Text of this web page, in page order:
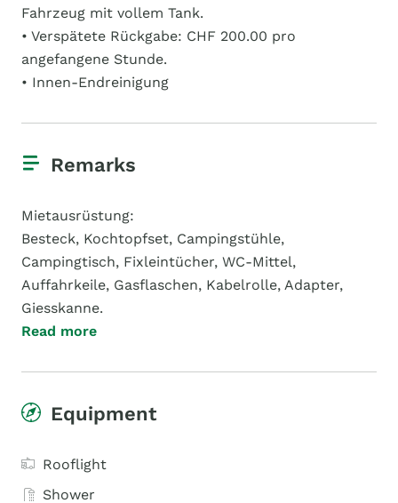
Fahrzeug mit vollem Tank.
• Verspätete Rückgabe: CHF 200.00 pro
angefangene Stunde.
• Innen-Endreinigung
Remarks
Mietausrüstung:
Besteck, Kochtopfset, Campingstühle,
Campingtisch, Fixleintücher, WC-Mittel,
Auffahrkeile, Gasflaschen, Kabelrolle, Adapter,
Giesskanne.
Read more
Equipment
Rooflight
Shower